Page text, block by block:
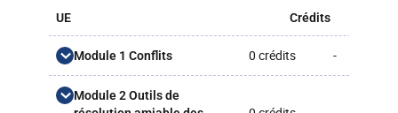
UE Crédits
Module 1 Conflits 0 crédits -
Intégration et introduction
Module 2 Outils de